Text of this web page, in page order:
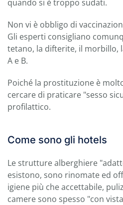
quando si è troppo sudati.
Non vi è obbligo di
Gli esperti consigliano
tetano, la difterite, il morbillo,
A e B.
Poiché la prostituzione è
cercare di praticare "sesso
profilattico.
Come sono gli hotels
Le strutture alberghiere
esistono, sono rinomate ed
igiene più che accettabile,
camere sono spesso "con